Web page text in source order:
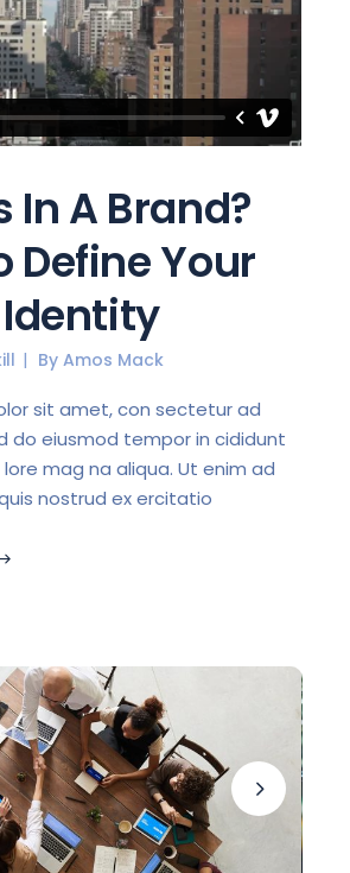
In A Brand?
Define Your
By Amos Mack
sit amet, con sectetur ad
do eiusmod tempor in cididunt
mag na aliqua. Ut enim ad
nostrud ex ercitatio